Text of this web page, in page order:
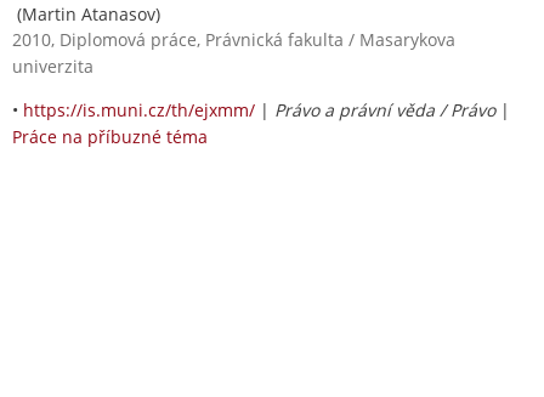
(Martin Atanasov)
2010, Diplomová práce, Právnická fakulta / Masarykova
univerzita
• https://is.muni.cz/th/ejxmm/ | Právo a právní věda / Právo|
Práce na příbuzné téma